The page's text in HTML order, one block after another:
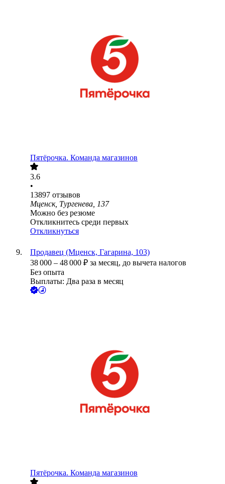
Пятёрочка. Команда магазинов
3.6
•
13897 отзывов
Мценск, Тургенева, 137
Можно без резюме
Откликнитесь среди первых
Откликнуться
Продавец (Мценск, Гагарина, 103)
38 000 – 48 000 ₽ за месяц, до вычета налогов
Без опыта
Выплаты: Два раза в месяц
Пятёрочка. Команда магазинов